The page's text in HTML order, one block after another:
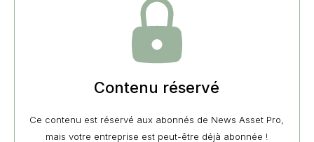
Contenu réservé
Ce contenu est réservé aux abonnés de News Asset Pro,
mais votre entreprise est peut-être déjà abonnée !